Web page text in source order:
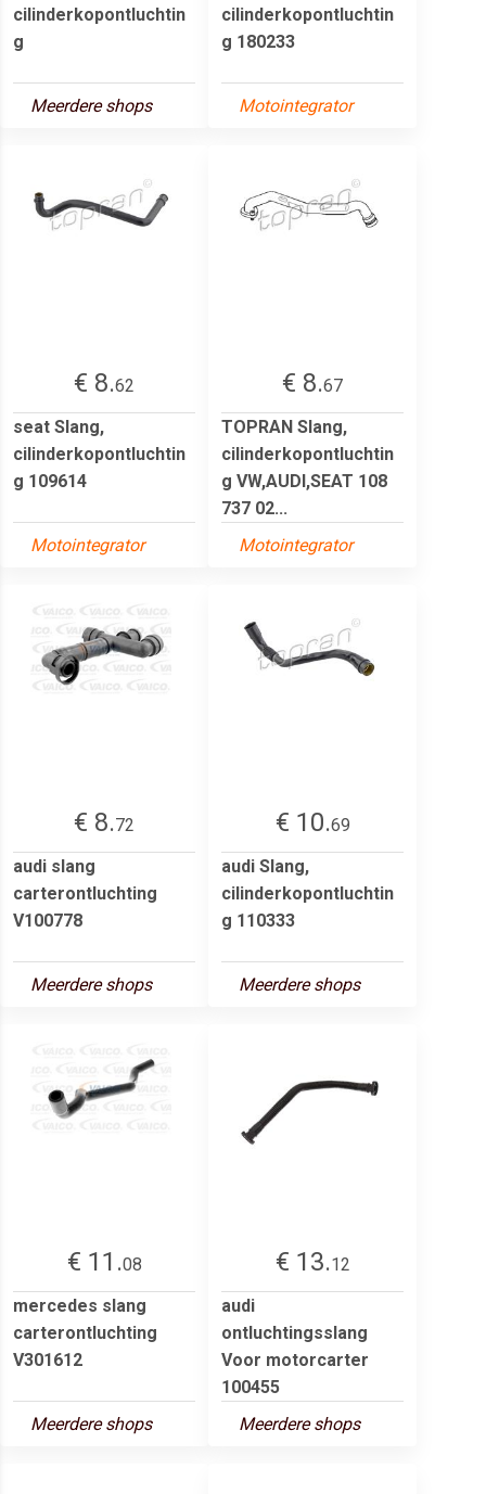
cilinderkopontluchtin
g
Meerdere shops
cilinderkopontluchtin
g 180233
Motointegrator
€ 8.62
seat Slang,
cilinderkopontluchtin
g 109614
Motointegrator
€ 8.67
TOPRAN Slang,
cilinderkopontluchtin
g VW,AUDI,SEAT 108
737 02...
Motointegrator
€ 8.72
audi slang
carterontluchting
V100778
Meerdere shops
€ 10.69
audi Slang,
cilinderkopontluchtin
g 110333
Meerdere shops
€ 11.08
mercedes slang
carterontluchting
V301612
Meerdere shops
€ 13.12
audi
ontluchtingsslang
Voor motorcarter
100455
Meerdere shops